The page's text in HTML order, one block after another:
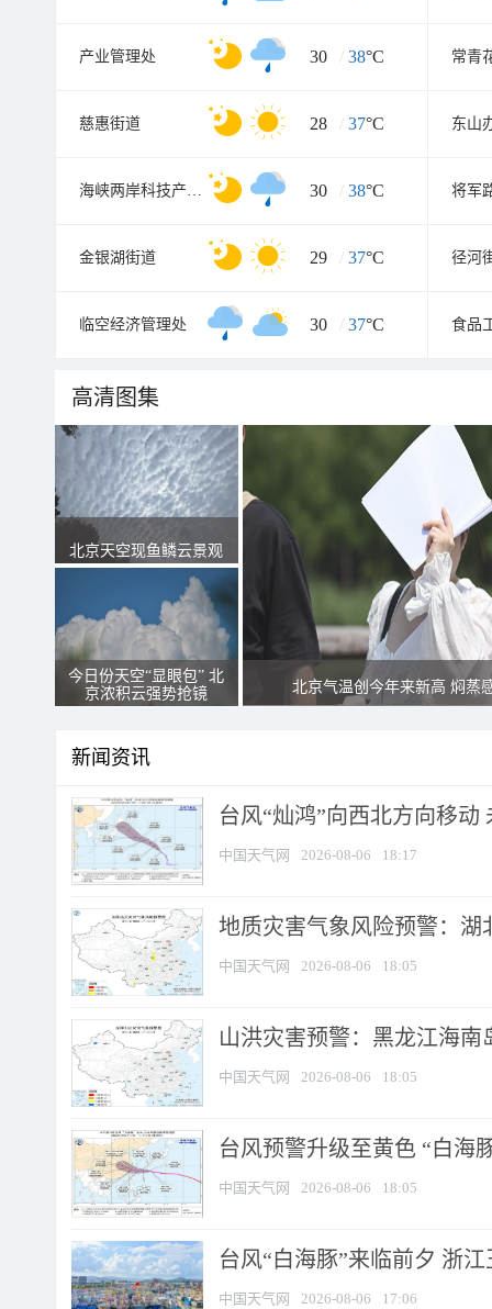
产业管理处 30 / 38°C
慈惠街道 28 / 37°C 东山
海峡两岸科技产业管理处 30 / 38°C 将军
金银湖街道 29 / 37°C 径河
临空经济管理处 30 / 37°C 食品
高清图集
北京天空现鱼鳞云景观
今日份天空“显眼包” 北
京浓积云强势抢镜
北京气温创今年来新高 焖蒸
新闻资讯
台风“灿鸿”向西北方向移动
中国天气网 2026-08-06 18:17
地质灾害气象风险预警：湖
中国天气网 2026-08-06 18:05
山洪灾害预警：黑龙江海
中国天气网 2026-08-06 18:05
台风预警升级至黄色 “白海
中国天气网 2026-08-06 18:05
台风“白海豚”来临前夕 浙
中国天气网 2026-08-06 17:06